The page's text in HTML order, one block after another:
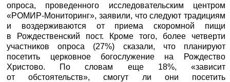
опроса, проведенного исследовательским центром
«РОМИР-Мониторинг», заявили, что следуют традициям
и воздерживаются от приема скоромной пищи
в Рождественский пост. Кроме того, более четверти
участников опроса (27%) сказали, что планируют
посетить церковное богослужение на Рождество
Христово. По словам еще 18%, «зависит
от обстоятельств», смогут ли они посетить